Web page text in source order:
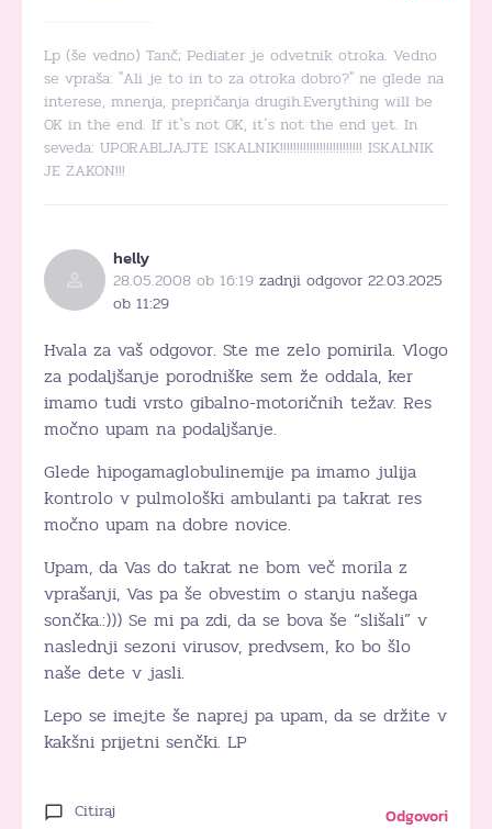
Lp (še vedno) Tanč; Pediater je odvetnik otroka. Vedno
se vpraša: "Ali je to in to za otroka dobro?" ne glede na
interese, mnenja, prepričanja drugih.Everything will be
OK in the end. If it`s not OK, it´s not the end yet. In
seveda: UPORABLJAJTE ISKALNIK!!!!!!!!!!!!!!!!!!!!!!!!! ISKALNIK
JE ZAKON!!!
helly
28.05.2008 ob 16:19 zadnji odgovor 22.03.2025
ob 11:29
Hvala za vaš odgovor. Ste me zelo pomirila. Vlogo
za podaljšanje porodniške sem že oddala, ker
imamo tudi vrsto gibalno-motoričnih težav. Res
močno upam na podaljšanje.
Glede hipogamaglobulinemije pa imamo julija
kontrolo v pulmološki ambulanti pa takrat res
močno upam na dobre novice.
Upam, da Vas do takrat ne bom več morila z
vprašanji, Vas pa še obvestim o stanju našega
sončka.:))) Se mi pa zdi, da se bova še “slišali” v
naslednji sezoni virusov, predvsem, ko bo šlo
naše dete v jasli.
Lepo se imejte še naprej pa upam, da se držite v
kakšni prijetni senčki. LP
Citiraj Odgovori